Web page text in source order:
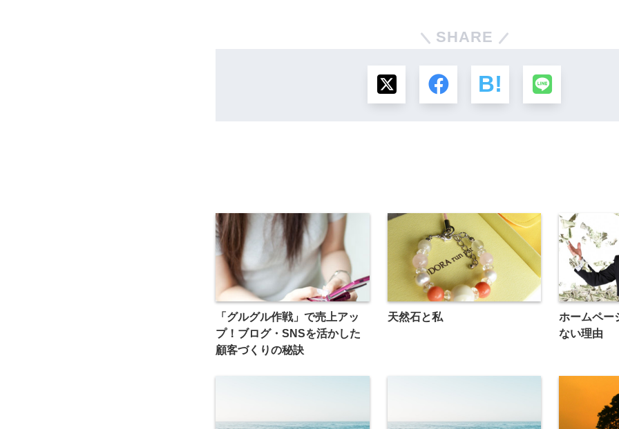
SHARE
「グルグル作戦」で売上アッ
プ！ブログ・SNSを活かした
顧客づくりの秘訣
天然石と私
ホームペー
ない理由